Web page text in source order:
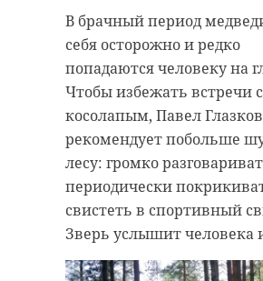
В брачный период
себя осторожно и редко
попадаются человеку на
Чтобы избежать встречи с
косолапым, Павел Глазков
рекомендует побольше
лесу: громко
периодически
свистеть в спортивный
Зверь услышит человека
судебные приставы
конкурс
конкурс
мастерства
Поделиться статьей:
реализованы по
программе «Формирование
комфортной городской
нацпроекта
Как уточнили в среду, 10
пресс-службе
правительства, свой
объекты благоустройства
отдали 161 144 жителя
Ленинградской области.